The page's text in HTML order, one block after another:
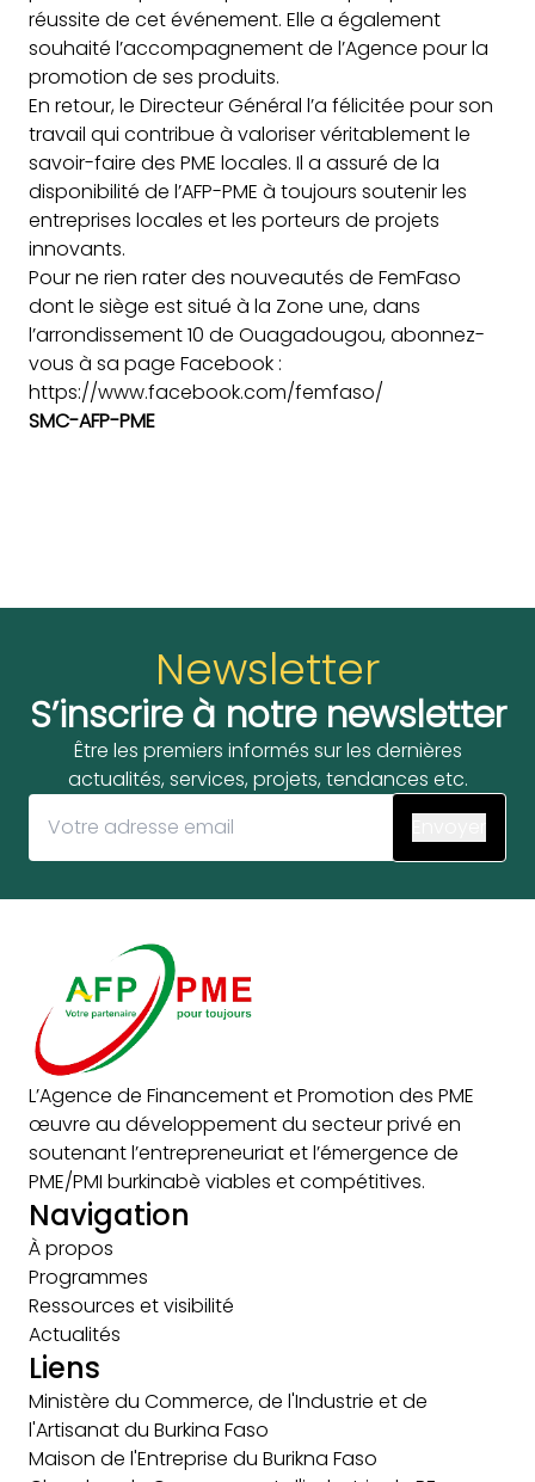
réussite de cet événement. Elle a également
souhaité l’accompagnement de l’Agence pour la
promotion de ses produits.
En retour, le Directeur Général l’a félicitée pour son
travail qui contribue à valoriser véritablement le
savoir-faire des PME locales. Il a assuré de la
disponibilité de l’AFP-PME à toujours soutenir les
entreprises locales et les porteurs de projets
innovants.
Pour ne rien rater des nouveautés de FemFaso
dont le siège est situé à la Zone une, dans
l’arrondissement 10 de Ouagadougou, abonnez-
vous à sa page Facebook :
https://www.facebook.com/femfaso/
SMC-AFP-PME
Newsletter
S’inscrire à notre newsletter
Être les premiers informés sur les dernières
actualités, services, projets, tendances etc.
L’Agence de Financement et Promotion des PME
œuvre au développement du secteur privé en
soutenant l’entrepreneuriat et l’émergence de
PME/PMI burkinabè viables et compétitives.
Navigation
À propos
Programmes
Ressources et visibilité
Actualités
Liens
Ministère du Commerce, de l'Industrie et de
l'Artisanat du Burkina Faso
Maison de l'Entreprise du Burikna Faso